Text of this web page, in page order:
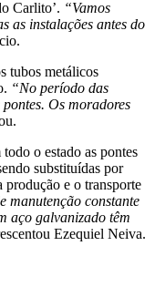
Carlito’. “Vamos
as instalações antes do
tubos metálicos
“No período das
Os moradores
o estado as pontes
substituídas por
produção e o transporte
manutenção constante
aço galvanizado têm
Ezequiel Neiva.